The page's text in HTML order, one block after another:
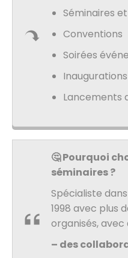
Séminaires
Conventions
Soirées
Inaugurations
Lancements
🤔 Pourquoi
séminaires ?
Spécialiste
1998 avec plus
organisés,
– des